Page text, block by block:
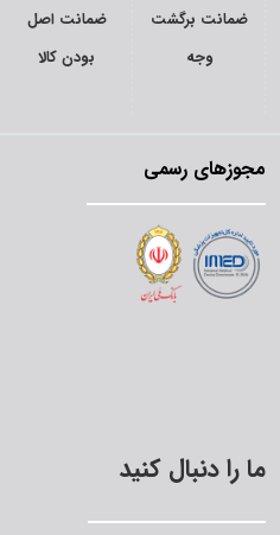
ضمانت برگشت
ضمانت اصل
بودن کالا
مجوزهای رسمی
ما را دنبال کنید